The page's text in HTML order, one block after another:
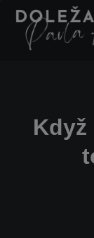
Když